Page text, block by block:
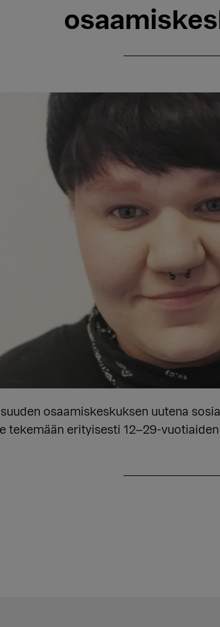
osaamiskeskuksen uutena
tekemään erityisesti 12–29-